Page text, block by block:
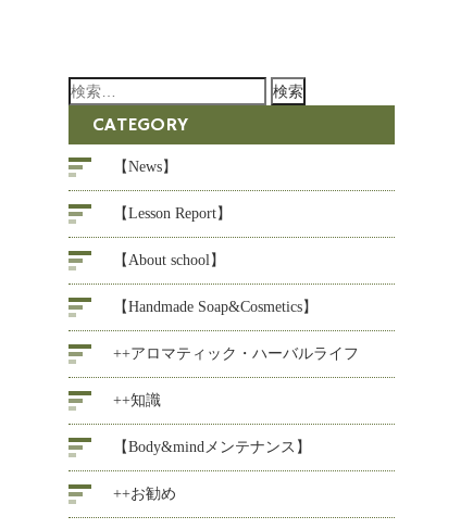
検
CATEGORY
【News】
【Lesson Report】
【About school】
【Handmade Soap&Cosmetics】
++アロマティック・ハーバルライフ
++知識
【Body&mindメンテナンス】
++お勧め